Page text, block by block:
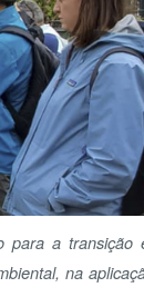
ecológica e
do Pacto